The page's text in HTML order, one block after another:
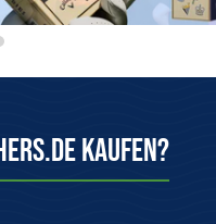
kaufen?